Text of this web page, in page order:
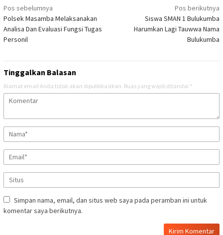
Navigasi
pos
Pos sebelumnya
Polsek Masamba Melaksanakan
Analisa Dan Evaluasi Fungsi Tugas
Personil
Pos berikutnya
Siswa SMAN 1 Bulukumba
Harumkan Lagi Tauwwa Nama
Bulukumba
Tinggalkan Balasan
Alamat email Anda tidak akan dipublikasikan. Ruas yang wajib ditandai *
Simpan nama, email, dan situs web saya pada peramban ini untuk
komentar saya berikutnya.